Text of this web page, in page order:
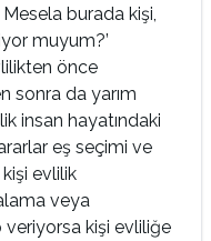
burada kişi,
muyum?’
önce
sonra da yarım
insan hayatındaki
eş seçimi ve
evlilik
veya
kişi evliliğe